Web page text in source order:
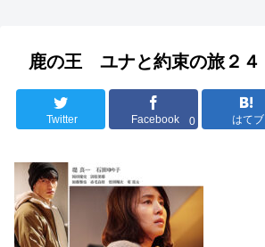
鹿の王 ユナと約束の旅２４
Twitter Facebook 0 はてブ